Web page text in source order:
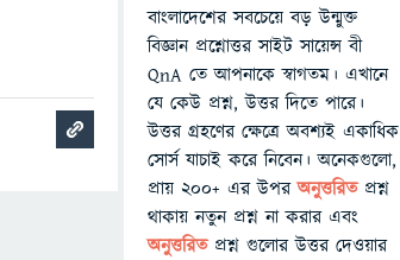
বাংলাদেশের সবচেয়ে বড় উন্মুক্ত
বিজ্ঞান প্রশ্নোত্তর সাইট সায়েন্স বী
QnA তে আপনাকে স্বাগতম। এখানে
যে কেউ প্রশ্ন, উত্তর দিতে পারে।
উত্তর গ্রহণের ক্ষেত্রে অবশ্যই একাধিক
সোর্স যাচাই করে নিবেন। অনেকগুলো,
প্রায় ২০০+ এর উপরঅনুত্তরিতপ্রশ্ন
থাকায় নতুন প্রশ্ন না করার এবং
অনুত্তরিত প্রশ্ন গুলোর উত্তর দেওয়ার